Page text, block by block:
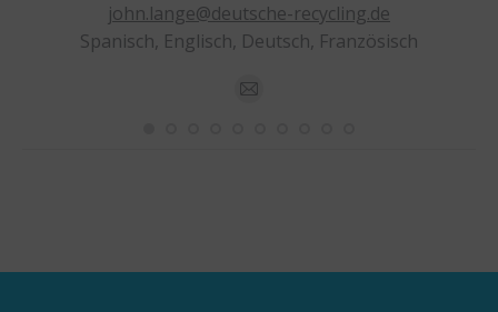
john.lange@deutsche-recycling.de
Spanisch, Englisch, Deutsch, Französisch
E-